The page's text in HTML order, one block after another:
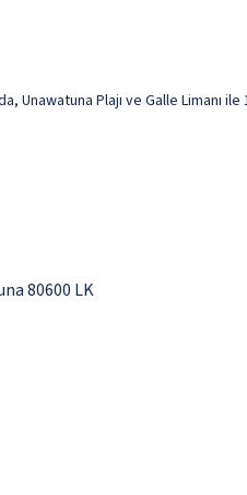
Plajı ve Galle Limanı
80600 LK